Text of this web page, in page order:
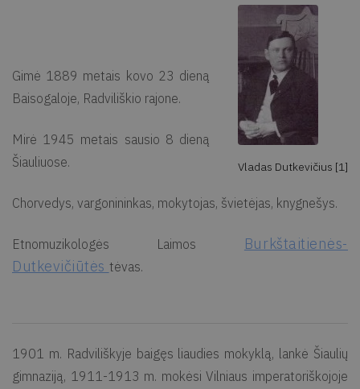
Vladas Dutkevičius [1]
Gimė 1889 metais kovo 23 dieną
Baisogaloje, Radviliškio rajone.
Mirė 1945 metais sausio 8 dieną
Šiauliuose.
Chorvedys, vargonininkas, mokyto­jas, švietėjas, knygnešys.
Etnomuzikologės Laimos
Burkštaitienės-
Dutkevičiūtės tėvas.
1901 m. Radviliškyje baigęs liaudies mokyklą, lankė Šiaulių
gimnaziją, 1911-1913 m. mokėsi Vilniaus imperatoriškojoje